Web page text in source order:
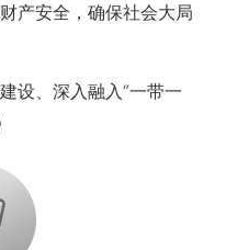
产安全，确保社会大局
、深入融入“一带一